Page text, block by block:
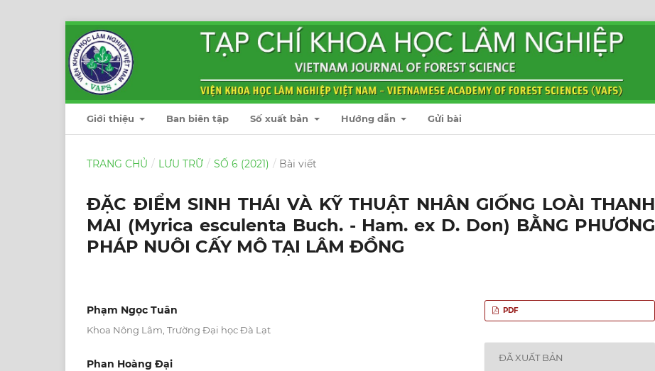
Giới thiệu Ban biên tập Số xuất bản Hướng dẫn Gửi bài
TRANG CHỦ / LƯU TRỮ / SỐ 6 (2021) / Bài viết
ĐẶC ĐIỂM SINH THÁI VÀ KỸ THUẬT NHÂN GIỐNG LOÀI THANH
MAI (Myrica esculenta Buch. - Ham. ex D. Don) BẰNG PHƯƠNG
PHÁP NUÔI CẤY MÔ TẠI LÂM ĐỒNG
Phạm Ngọc Tuân
Khoa Nông Lâm, Trường Đại học Đà Lạt
Phan Hoàng Đại
PDF
ĐÃ XUẤT BẢN